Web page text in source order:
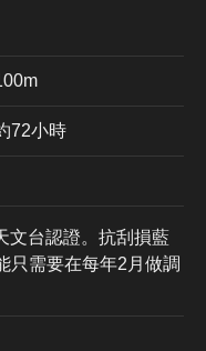
72小時
文台認證。抗刮損藍
只需要在每年2月做調